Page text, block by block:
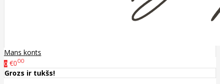
Mans konts
0 €000
Grozs ir tukšs!